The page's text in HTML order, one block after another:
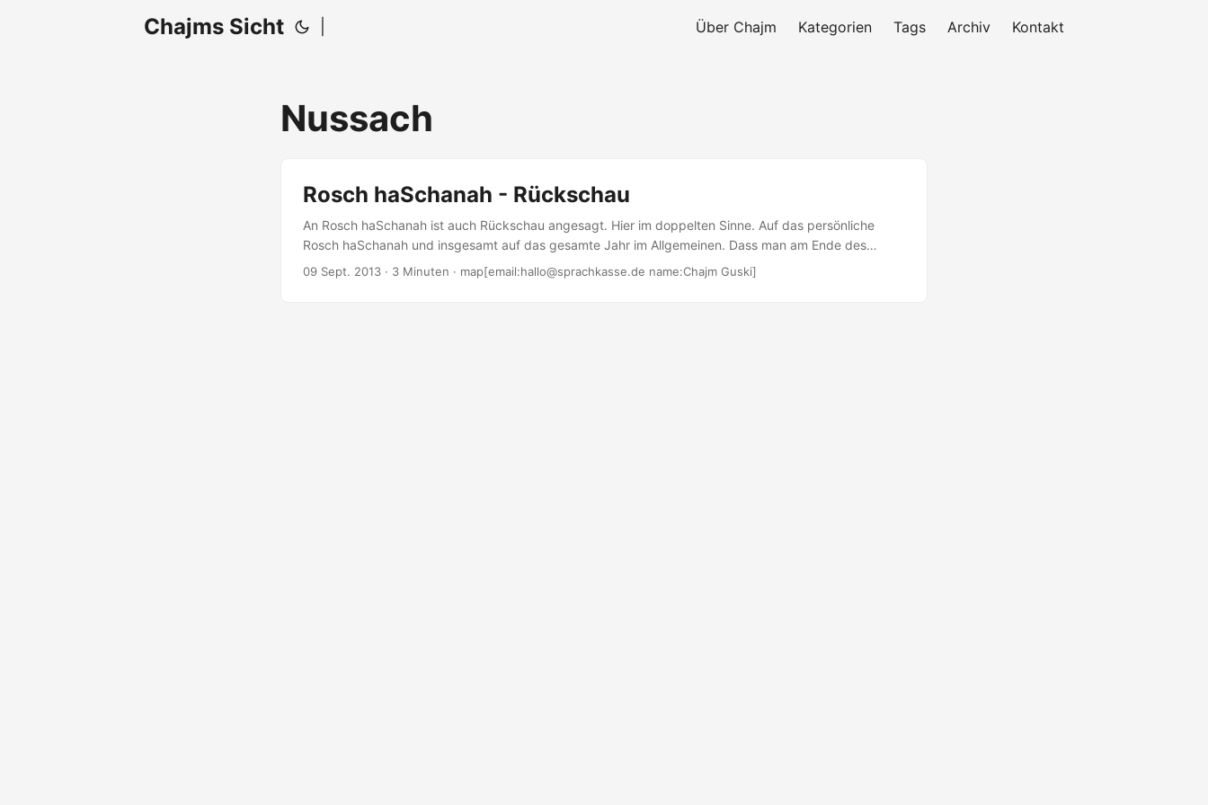
Chajms Sicht Über Chajm Kategorien Tags Archiv Kontakt
Nussach
Rosch haSchanah - Rückschau
An Rosch haSchanah ist auch Rückschau angesagt. Hier im doppelten Sinne. Auf das persönliche
Rosch haSchanah und insgesamt auf das gesamte Jahr im Allgemeinen. Dass man am Ende des
Jahres zurücksieht, ist ansonsten keine besondere Neuigkeit. Man schaut, was das vergangene Jahr
09 Sept. 2013 · 3 Minuten · map[email:hallo@sprachkasse.de name:Chajm Guski]